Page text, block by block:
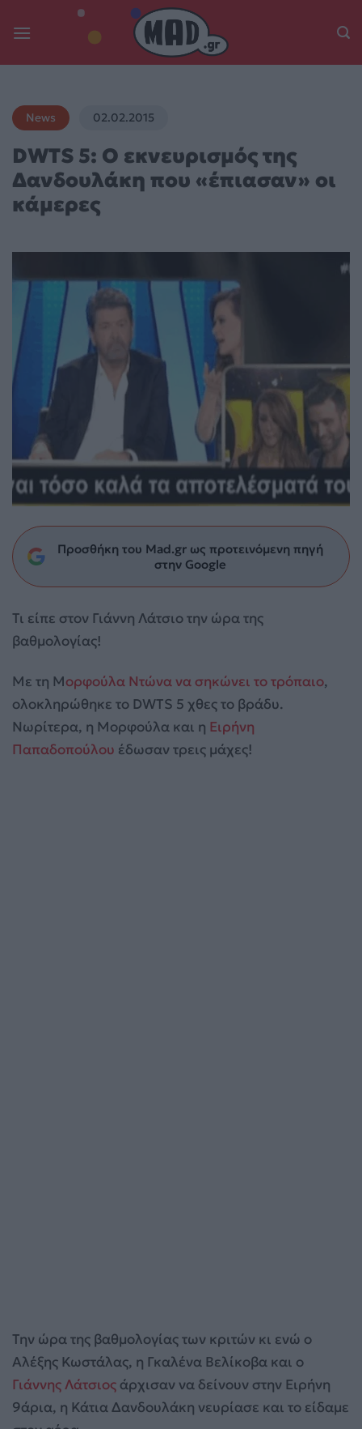
News 02.02.2015
DWTS 5: Ο εκνευρισμός της
Δανδουλάκη που «έπιασαν» οι
κάμερες
Προσθήκη του Mad.gr ως προτεινόμενη πηγή
στην Google
Τι είπε στον Γιάννη Λάτσιο την ώρα της
βαθμολογίας!
Με τη Μορφούλα Ντώνα να σηκώνει το τρόπαιο,
ολοκληρώθηκε το DWTS 5 χθες το βράδυ.
Νωρίτερα, η Μορφούλα και η Ειρήνη
Παπαδοπούλου έδωσαν τρεις μάχες!
Την ώρα της βαθμολογίας των κριτών κι ενώ ο
Αλέξης Κωστάλας, η Γκαλένα Βελίκοβα και ο
Γιάννης Λάτσιος άρχισαν να δείνουν στην Ειρήνη
9άρια, η Κάτια Δανδουλάκη νευρίασε και το είδαμε